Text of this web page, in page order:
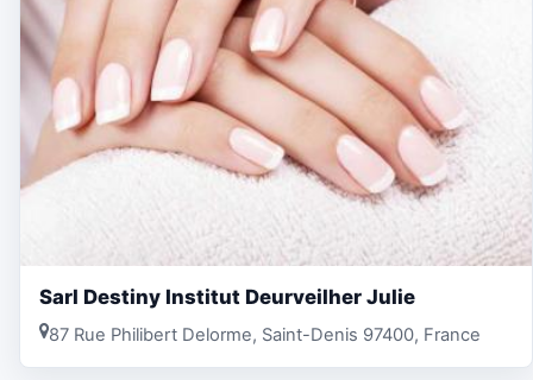
Sarl Destiny Institut Deurveilher Julie
87 Rue Philibert Delorme, Saint-Denis 97400, France